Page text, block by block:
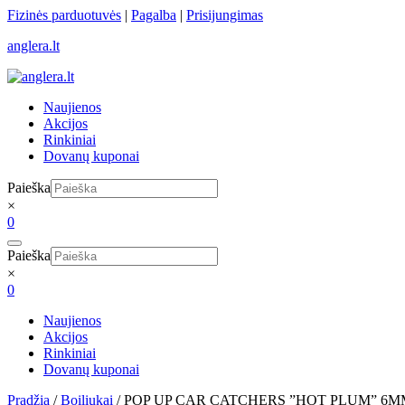
Skip
content
Fizinės parduotuvės | Pagalba | Prisijungimas
anglera.lt
Naujienos
Akcijos
Rinkiniai
Dovanų kuponai
Paieška
×
0
Paieška
×
0
Naujienos
Akcijos
Rinkiniai
Dovanų kuponai
Pradžia /Boiliukai / POP UP CAR CATCHERS ”HOT PLUM”